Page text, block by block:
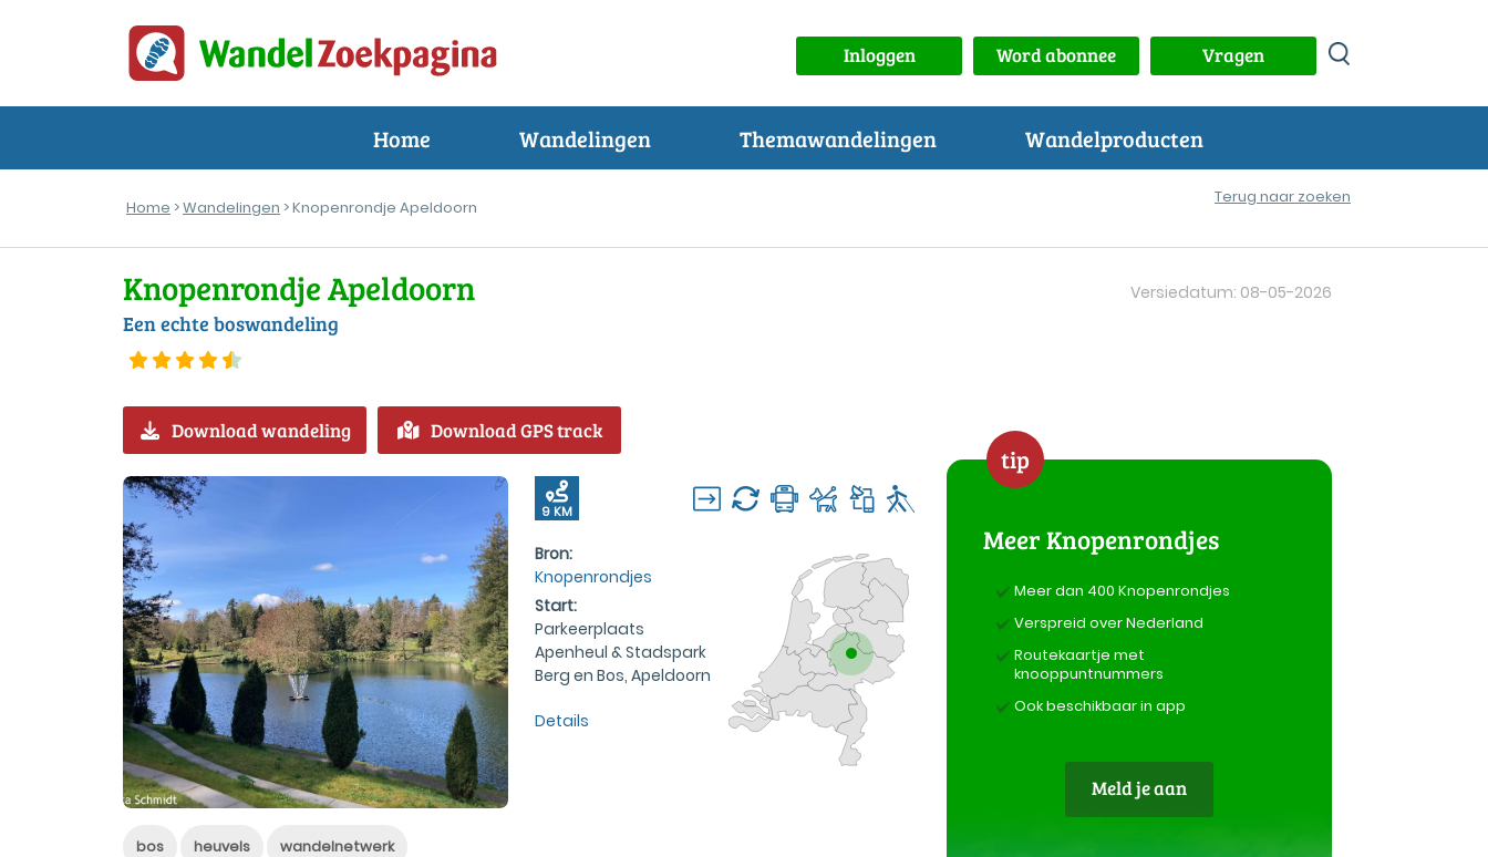
Inloggen Word abonnee Vragen
Home Wandelingen Themawandelingen Wandelproducten
Home >Wandelingen > Knopenrondje Apeldoorn
Terug naar zoeken
Knopenrondje Apeldoorn
Een echte boswandeling
Versiedatum: 08-05-2026
Download wandeling Download GPS track
9 KM
Bron:
Knopenrondjes
Start:
Parkeerplaats
Apenheul & Stadspark
Berg en Bos, Apeldoorn
Details
bos heuvels wandelnetwerk
tip
Meer Knopenrondjes
Meer dan 400 Knopenrondjes
Verspreid over Nederland
Routekaartje met
knooppuntnummers
Ook beschikbaar in app
Meld je aan